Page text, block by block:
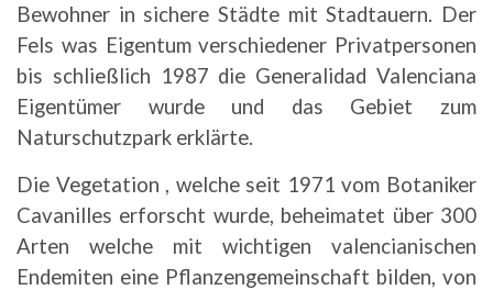
Bewohner in sichere Städte mit Stadtauern. Der
Fels was Eigentum verschiedener Privatpersonen
bis schließlich 1987 die Generalidad Valenciana
Eigentümer wurde und das Gebiet zum
Naturschutzpark erklärte.
Die Vegetation , welche seit 1971 vom Botaniker
Cavanilles erforscht wurde, beheimatet über 300
Arten welche mit wichtigen valencianischen
Endemiten eine Pflanzengemeinschaft bilden, von